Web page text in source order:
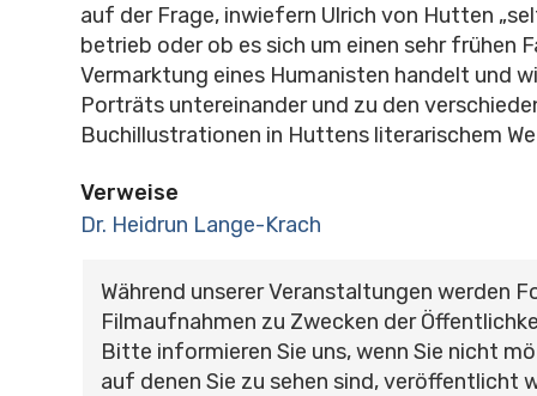
auf der Frage, inwiefern Ulrich von Hutten
betrieb oder ob es sich um einen sehr frühen
Vermarktung eines Humanisten handelt und
Porträts untereinander und zu den
Buchillustrationen in Huttens literarischem
Verweise
Dr. Heidrun Lange-Krach
Während unserer Veranstaltungen werden
Filmaufnahmen zu Zwecken der
Bitte informieren Sie uns, wenn Sie nicht
auf denen Sie zu sehen sind, veröffentlicht